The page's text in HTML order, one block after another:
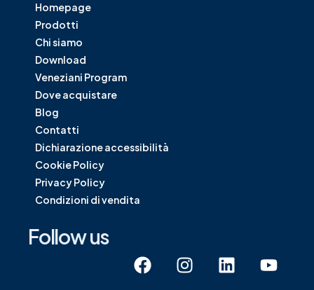
Homepage
Prodotti
Chi siamo
Download
Veneziani Program
Dove acquistare
Blog
Contatti
Dichiarazione accessibilità
Cookie Policy
Privacy Policy
Condizioni di vendita
Follow us